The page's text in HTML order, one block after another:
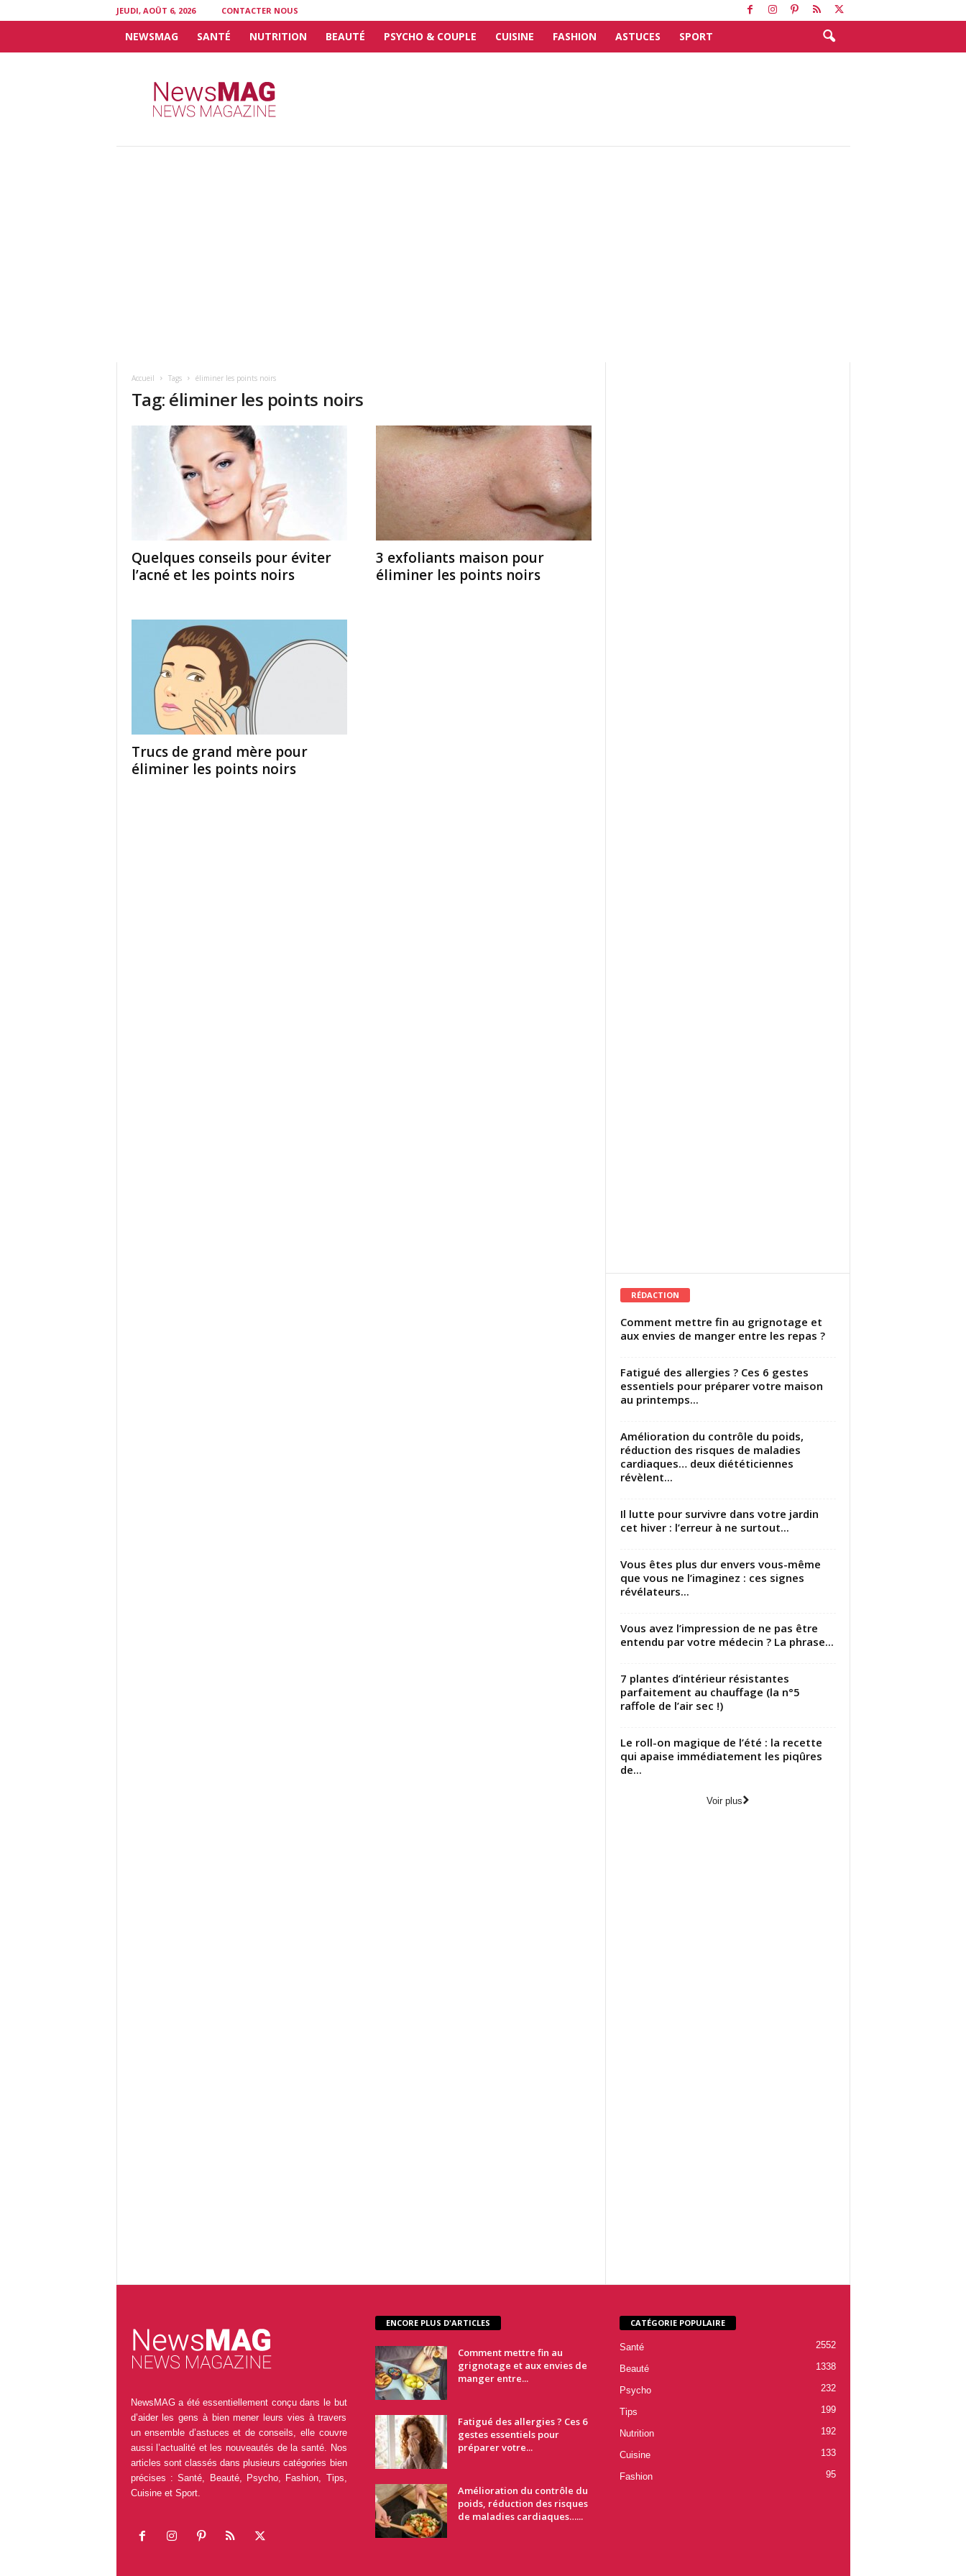
JEUDI, AOÛT 6, 2026 CONTACTER NOUS
NEWSMAG SANTÉ NUTRITION BEAUTÉ PSYCHO & COUPLE CUISINE FASHION ASTUCES SPORT
Accueil Tags éliminer les points noirs
Tag: éliminer les points noirs
Quelques conseils pour éviter
l’acné et les points noirs
3 exfoliants maison pour
éliminer les points noirs
Trucs de grand mère pour
éliminer les points noirs
RÉDACTION
Comment mettre fin au grignotage et
aux envies de manger entre les repas ?
Fatigué des allergies ? Ces 6 gestes
essentiels pour préparer votre maison
au printemps...
Amélioration du contrôle du poids,
réduction des risques de maladies
cardiaques… deux diététiciennes
révèlent...
Il lutte pour survivre dans votre jardin
cet hiver : l’erreur à ne surtout...
Vous êtes plus dur envers vous-même
que vous ne l’imaginez : ces signes
révélateurs...
Vous avez l’impression de ne pas être
entendu par votre médecin ? La phrase...
7 plantes d’intérieur résistantes
parfaitement au chauffage (la n°5
raffole de l’air sec !)
Le roll-on magique de l’été : la recette
qui apaise immédiatement les piqûres
de...
Voir plus
NewsMAG a été essentiellement conçu dans le but
d’aider les gens à bien mener leurs vies à travers
un ensemble d’astuces et de conseils, elle couvre
aussi l’actualité et les nouveautés de la santé. Nos
articles sont classés dans plusieurs catégories bien
précises : Santé, Beauté, Psycho, Fashion, Tips,
Cuisine et Sport.
ENCORE PLUS D'ARTICLES
Comment mettre fin au
grignotage et aux envies de
manger entre...
Fatigué des allergies ? Ces 6
gestes essentiels pour
préparer votre...
Amélioration du contrôle du
poids, réduction des risques
de maladies cardiaques…...
CATÉGORIE POPULAIRE
Santé 2552
Beauté 1338
Psycho 232
Tips 199
Nutrition 192
Cuisine 133
Fashion 95